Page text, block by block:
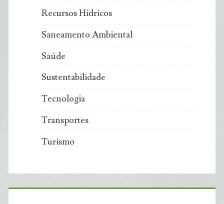
Recursos Hídricos
Saneamento Ambiental
Saúde
Sustentabilidade
Tecnologia
Transportes
Turismo